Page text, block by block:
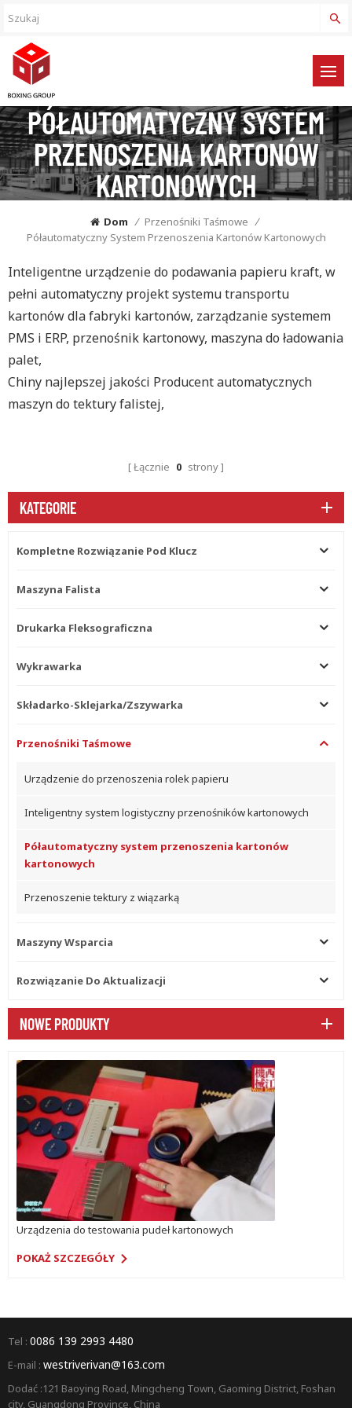
PÓŁAUTOMATYCZNY SYSTEM
PRZENOSZENIA KARTONÓW
KARTONOWYCH
Dom / Przenośniki Taśmowe /
Półautomatyczny System Przenoszenia Kartonów Kartonowych
Inteligentne urządzenie do podawania papieru kraft, w
pełni automatyczny projekt systemu transportu
kartonów dla fabryki kartonów, zarządzanie systemem
PMS i ERP, przenośnik kartonowy, maszyna do ładowania
palet,
Chiny najlepszej jakości Producent automatycznych
maszyn do tektury falistej,
Łącznie 0 strony
KATEGORIE
Kompletne Rozwiązanie Pod Klucz
Maszyna Falista
Drukarka Fleksograficzna
Wykrawarka
Składarko-Sklejarka/zszywarka
Przenośniki Taśmowe
Urządzenie do przenoszenia rolek papieru
Inteligentny system logistyczny przenośników kartonowych
Półautomatyczny system przenoszenia kartonów
kartonowych
Przenoszenie tektury z wiązarką
Maszyny Wsparcia
Rozwiązanie Do Aktualizacji
NOWE PRODUKTY
Urządzenia do testowania pudeł kartonowych
POKAŻ SZCZEGÓŁY
Tel : 0086 139 2993 4480
E-mail : westriverivan@163.com
Dodać :121 Baoying Road, Mingcheng Town, Gaoming District, Foshan
city, Guangdong Province, China